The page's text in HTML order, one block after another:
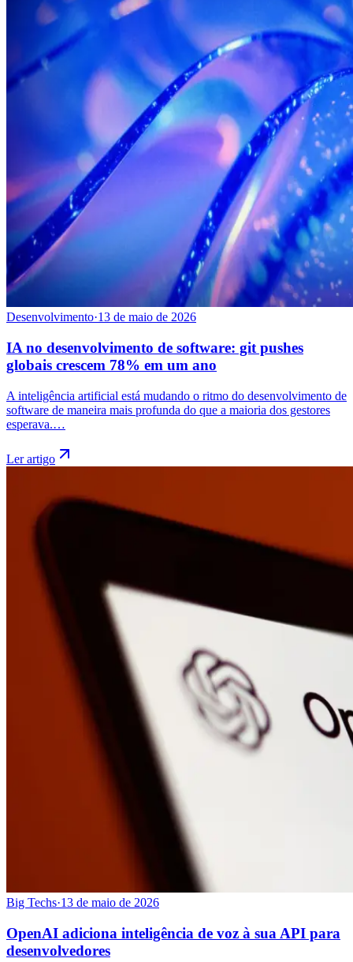
Desenvolvimento·13 de maio de 2026
IA no desenvolvimento de software: git pushes
globais crescem 78% em um ano
A inteligência artificial está mudando o ritmo do desenvolvimento de
software de maneira mais profunda do que a maioria dos gestores
esperava.…
Ler artigo
Big Techs·13 de maio de 2026
OpenAI adiciona inteligência de voz à sua API para
desenvolvedores